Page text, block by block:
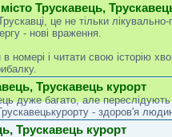
Трускавець,
це не тільки лікувально-
- нові враження.
номері і читати свою історію
Трускавець курорт
дуже багато, але
- здоров'я
Трускавець курорт